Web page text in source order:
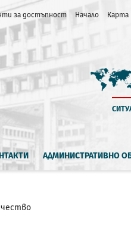
за достъпност Начало Карта
АДМИНИСТРАТИВНО